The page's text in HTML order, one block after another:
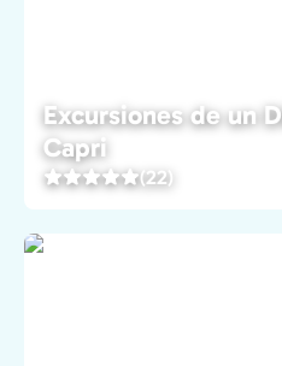
Excursiones de un
Capri
(22)